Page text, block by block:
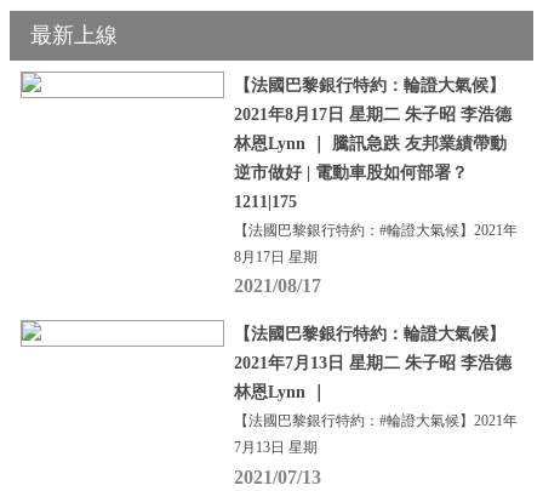
最新上線
【法國巴黎銀行特約：輪證大氣候】
2021年8月17日 星期二 朱子昭 李浩德
林恩Lynn ｜ 騰訊急跌 友邦業績帶動
逆市做好 | 電動車股如何部署？
1211|175
【法國巴黎銀行特約：#輪證大氣候】2021年
8月17日 星期
2021/08/17
【法國巴黎銀行特約：輪證大氣候】
2021年7月13日 星期二 朱子昭 李浩德
林恩Lynn ｜
【法國巴黎銀行特約：#輪證大氣候】2021年
7月13日 星期
2021/07/13